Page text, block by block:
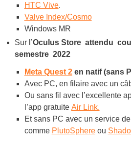
HTC Vive.
Valve Index/Cosmo
Windows MR
Sur l’Oculus Store attendu
semestre 2022
Meta Quest 2en natif (sans
Avec PC, en filaire avec un
Ou sans fil avec l’excellente
l’app gratuite Air Link.
Et sans PC avec un service
comme PlutoSphereou